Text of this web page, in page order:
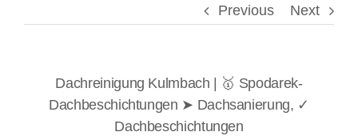
Previous Next
Dachreinigung Kulmbach | 🥇 Spodarek-
Dachbeschichtungen ➤ Dachsanierung, ✓
Dachbeschichtungen